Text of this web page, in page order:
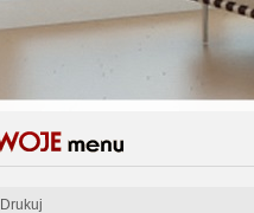
Licencjonowani
Gwarancja
Gratis -
Drukuj